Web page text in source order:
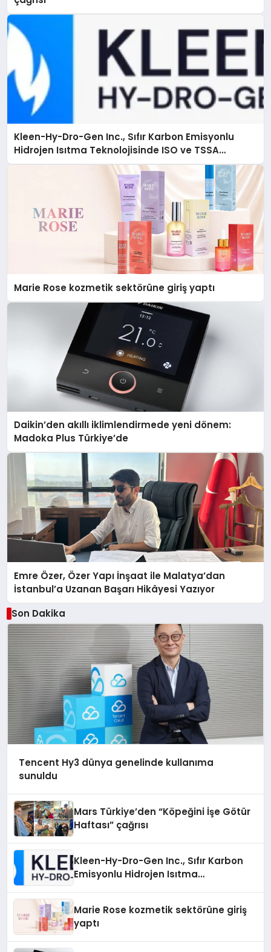
Kleen-Hy-Dro-Gen Inc., Sıfır Karbon Emisyonlu
Hidrojen Isıtma Teknolojisinde ISO ve TSSA
Düzenleyici Onaylarını Aldı
Marie Rose kozmetik sektörüne giriş yaptı
Daikin’den akıllı iklimlendirmede yeni dönem:
Madoka Plus Türkiye’de
Emre Özer, Özer Yapı İnşaat ile Malatya’dan
İstanbul’a Uzanan Başarı Hikâyesi Yazıyor
Son Dakika
Tencent Hy3 dünya genelinde kullanıma
sunuldu
Mars Türkiye’den “Köpeğini İşe Götür
Haftası” çağrısı
Kleen-Hy-Dro-Gen Inc., Sıfır Karbon
Emisyonlu Hidrojen Isıtma
Marie Rose kozmetik sektörüne giriş
yaptı